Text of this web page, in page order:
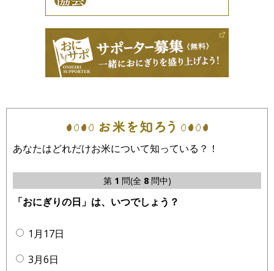
あなたはどれだけお米について知っている？！
第 1 問(全 8問中)
「おにぎりの日」は、いつでしょう？
1月17日
3月6日